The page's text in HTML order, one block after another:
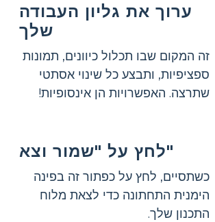
ערוך את גליון העבודה
שלך
זה המקום שבו תכלול כיוונים, תמונות
ספציפיות, ותבצע כל שינוי אסתטי
שתרצה. האפשרויות הן אינסופיות!
לחץ על "שמור וצא"
כשתסיים, לחץ על כפתור זה בפינה
הימנית התחתונה כדי לצאת מלוח
התכנון שלך.